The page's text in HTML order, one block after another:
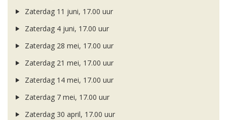
Zaterdag 11 juni, 17.00 uur
Zaterdag 4 juni, 17.00 uur
Zaterdag 28 mei, 17.00 uur
Zaterdag 21 mei, 17.00 uur
Zaterdag 14 mei, 17.00 uur
Zaterdag 7 mei, 17.00 uur
Zaterdag 30 april, 17.00 uur